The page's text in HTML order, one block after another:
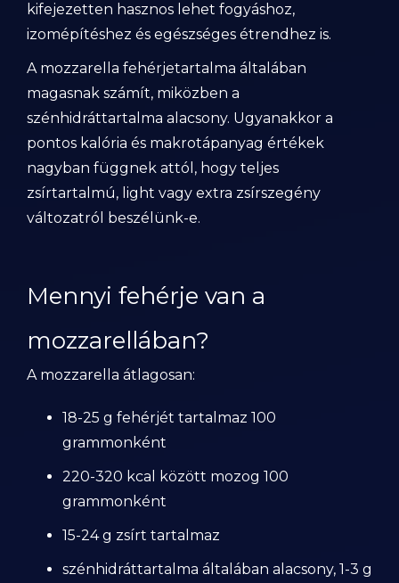
kifejezetten hasznos lehet fogyáshoz,
izomépítéshez és egészséges étrendhez is.
A mozzarella fehérjetartalma általában
magasnak számít, miközben a
szénhidráttartalma alacsony. Ugyanakkor a
pontos kalória és makrotápanyag értékek
nagyban függnek attól, hogy teljes
zsírtartalmú, light vagy extra zsírszegény
változatról beszélünk-e.
Mennyi fehérje van a
mozzarellában?
A mozzarella átlagosan:
18-25 g fehérjét tartalmaz 100
grammonként
220-320 kcal között mozog 100
grammonként
15-24 g zsírt tartalmaz
szénhidráttartalma általában alacsony, 1-3 g